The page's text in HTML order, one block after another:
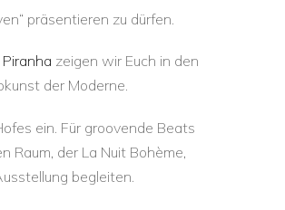
präsentieren zu dürfen.
Piranha zeigen wir Euch in den
der Moderne.
ein. Für groovende Beats
der La Nuit Bohème,
begleiten.